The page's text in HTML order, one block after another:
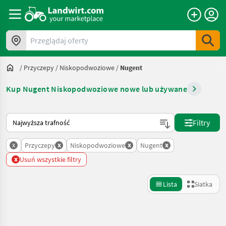
Przeglądaj oferty
/ Przyczepy / Niskopodwoziowe / Nugent
Kup Nugent Niskopodwoziowe nowe lub używane
Tak sortuje się na Landwirt.com
Filtry
x Przyczepy x Niskopodwoziowe x Nugent x
x Usuń wszystkie filtry
Lista Siatka